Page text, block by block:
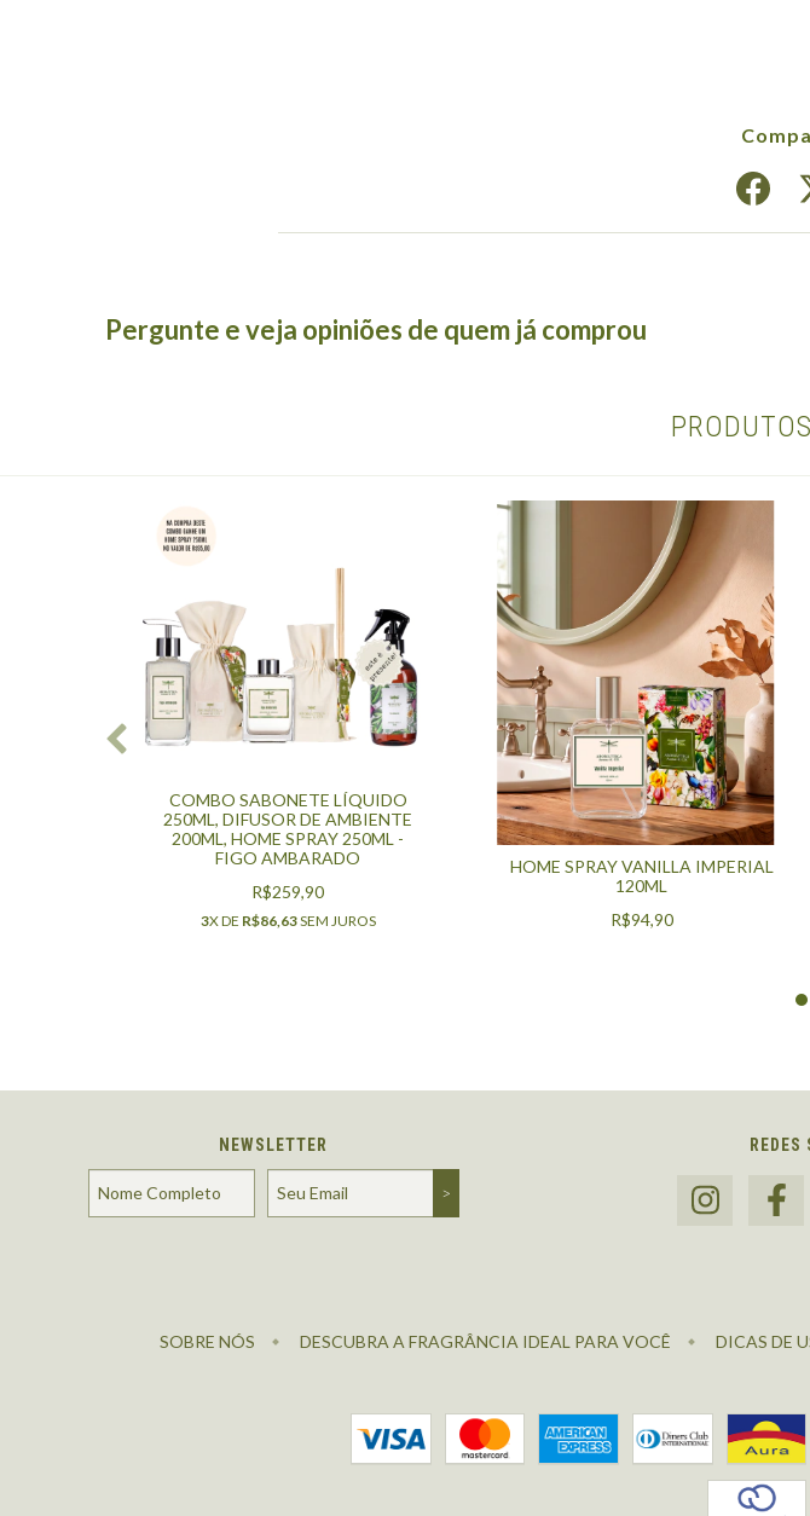
Pergunte e veja opiniões de quem já comprou
COMBO SABONETE LÍQUIDO
250ML, DIFUSOR DE AMBIENTE
200ML, HOME SPRAY 250ML -
FIGO AMBARADO
R$259,90
3X DE R$86,63SEM JUROS
HOME SPRAY VANILLA IMPERIAL
120ML
R$94,90
NEWSLETTER REDES
SOBRE NÓS DESCUBRA A FRAGRÂNCIA IDEAL PARA VOCÊ DICAS DE